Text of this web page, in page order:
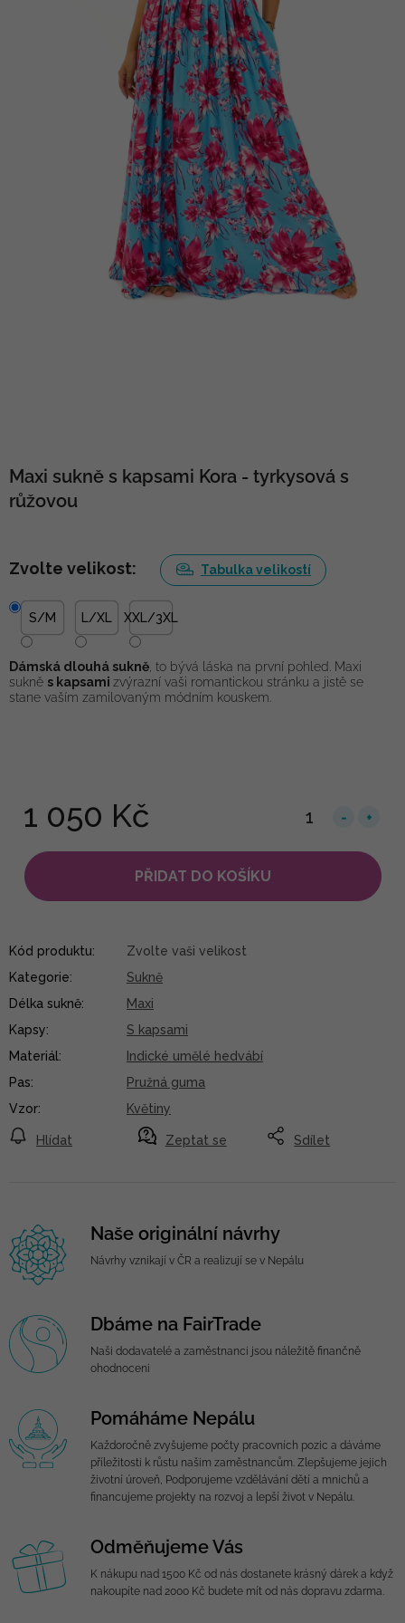
Maxi sukně s kapsami Kora - tyrkysová s
růžovou
1 050 Kč
PŘIDAT DO KOŠÍKU
Zvolte velikost: Tabulka velikostí
S/M L/XL XXL/3XL
Dámská dlouhá sukně , to bývá láska na první pohled. Maxi
sukně s kapsami zvýrazní vaši romantickou stránku a jistě se
stane vaším zamilovaným módním kouskem.
Zeptat se
Hlídat Sdílet
Kód produktu:
Zvolte vaši velikost
Kategorie:
Sukně
Délka sukně:
Maxi
Kapsy:
S kapsami
Materiál:
Indické umělé hedvábí
Pas:
Pružná guma
Vzor: Květiny
Naše originální návrhy
Návrhy vznikají v ČR a realizují se v Nepálu
Dbáme na FairTrade
Naši dodavatelé a zaměstnanci jsou náležitě finančně
ohodnoceni
Pomáháme Nepálu
Každoročně zvyšujeme počty pracovních pozic a dáváme
příležitosti k růstu našim zaměstnancům. Zlepšujeme jejich
životní úroveň, Podporujeme vzdělávání dětí a mnichů a
financujeme projekty na rozvoj a lepší život v Nepálu.
Odměňujeme Vás
K nákupu nad 1500 Kč od nás dostanete krásný dárek a když
nakoupíte nad 2000 Kč budete mít od nás dopravu zdarma.